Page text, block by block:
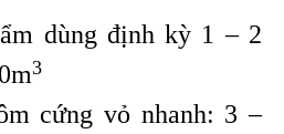
dùng định kỳ 1 – 2
3
cứng vỏ nhanh: 3 –